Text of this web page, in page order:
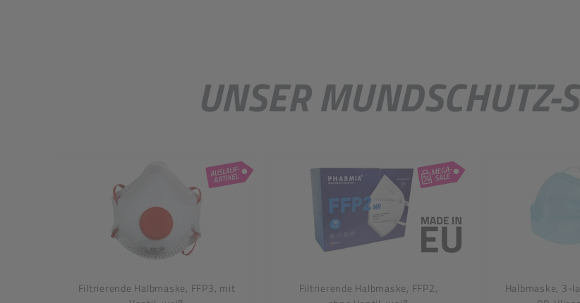
UNSER MUNDSCHUTZ-
Filtrierende Halbmaske, FFP3, mit
Filtrierende Halbmaske, FFP2,
Halbmaske, 3-